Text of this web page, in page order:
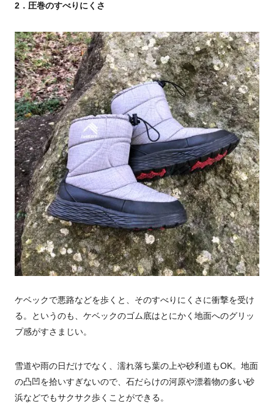
2．圧巻のすべりにくさ
ケベックで悪路などを歩くと、そのすべりにくさに衝撃を受け
る。というのも、ケベックのゴム底はとにかく地面へのグリッ
プ感がすさまじい。
雪道や雨の日だけでなく、濡れ落ち葉の上や砂利道もOK。地面
の凸凹を拾いすぎないので、石だらけの河原や漂着物の多い砂
浜などでもサクサク歩くことができる。